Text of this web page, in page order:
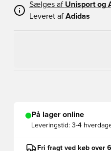
Sælges af Unisport og
Leveret af Adidas
På lager online
Leveringstid: 3-4
Fri fragt ved køb over